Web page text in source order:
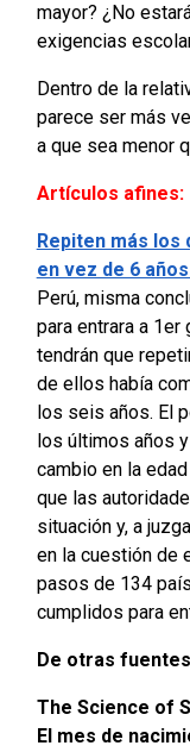
mayor? ¿No
exigencias
Dentro de la
parece ser más
a que sea menor
Artículos afines:
Repiten más los
en vez de 6
Perú, misma
para entrara a 1er
tendrán que
de ellos había
los seis años. El
los últimos años
cambio en la
que las
situación y, a
en la cuestión de
pasos de 134
cumplidos para
De otras fuentes
The Science of
El mes de